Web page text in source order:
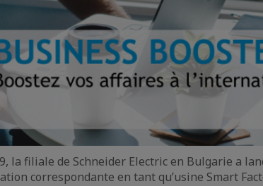
la filiale de Schneider Electric en Bulgarie a
correspondante en tant qu’usine Smart